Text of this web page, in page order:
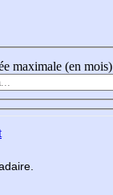
maximale (en mois)